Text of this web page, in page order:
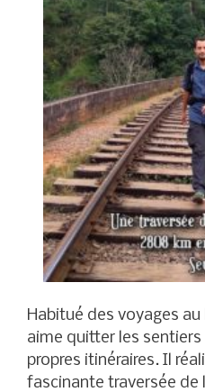
Habitué des voyages
aime quitter les
propres itinéraires. Il
fascinante traversée de